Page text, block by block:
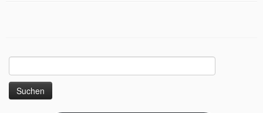
nach: